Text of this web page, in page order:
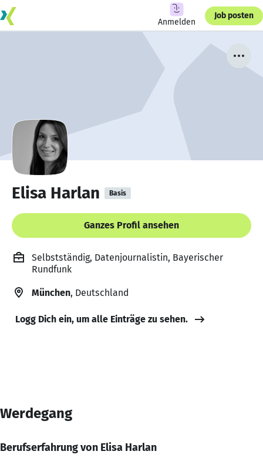
Anmelden
Job posten
Elisa Harlan Basis
Ganzes Profil ansehen
Selbstständig, Datenjournalistin, Bayerischer
Rundfunk
München, Deutschland
Logg Dich ein, um alle Einträge zu sehen.
Werdegang
Berufserfahrung von Elisa Harlan